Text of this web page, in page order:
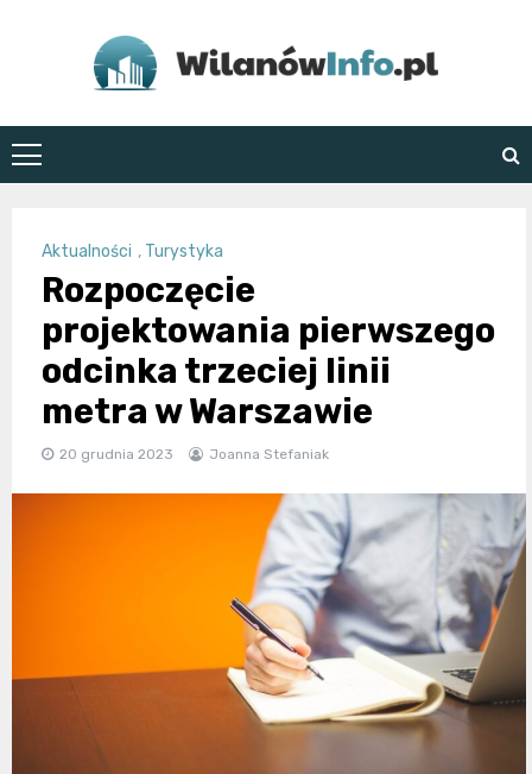
WilanówInfo.pl
Aktualności , Turystyka
Rozpoczęcie
projektowania pierwszego
odcinka trzeciej linii
metra w Warszawie
20 grudnia 2023 Joanna Stefaniak